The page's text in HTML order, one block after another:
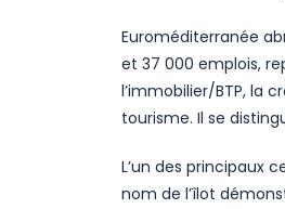
Euroméditerranée
et 37 000 emplois,
l’immobilier/BTP, la
tourisme. Il se
L’un des principaux
nom de l’îlot